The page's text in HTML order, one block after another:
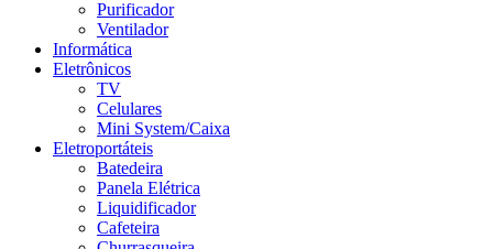
Purificador
Ventilador
Informática
Eletrônicos
TV
Celulares
Mini System/Caixa
Eletroportáteis
Batedeira
Panela Elétrica
Liquidificador
Cafeteira